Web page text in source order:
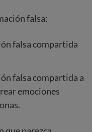
falsa:
falsa compartida
falsa compartida a
emociones